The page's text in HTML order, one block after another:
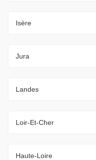
Isère
Jura
Landes
Loir-Et-Cher
Haute-Loire